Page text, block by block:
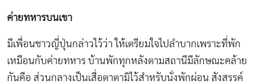
ค่ายทหารบนเขา
มีเพื่อนชาวญี่ปุ่นกล่าวไว้ว่า ให้เตรียมใจไปลำบากเพราะที่พัก
เหมือนกับค่ายทหาร บ้านพักทุกหลังตามสถานีมีลักษณะคล้าย
กันคือ ส่วนกลางเป็นเสื่อตาตามิไว้สำหรับนั่งพักผ่อน สังสรรค์